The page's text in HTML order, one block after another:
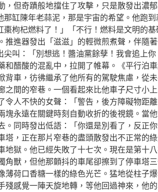
但奇蹟般地擋住了攻擊，只是散發出濃
缸陳年老蒜泥，那是宇宙的希望。他跑
枸杞燃料了！」「不行！燃料是文明的
推進器發出「滋滋」的輕微煎煮聲，伴隨
叫：「別想逃！醬油黨餘孽！我會追上
醋酸的混亂中，拉開了帷幕。《平行泊
背車，彷彿繼承了他所有的駕駛焦慮，從
間的窄巷。一個看起來比他車子尺寸小
人不快的女聲：「警告，後方障礙物距
永遠在關鍵時刻自動收折的後視鏡。當
同時發出低語：「你還是別看了，反正
，正在那片窄巷的盡頭散發出不正常的
獄。他已經失敗了十七次。現在是第十
獸，但他那顫抖的車尾卻擦到了停車塔
荷口香糖一樣的綠色光芒。猛地從柱子
感覺一陣天旋地轉，等他回過神來，他